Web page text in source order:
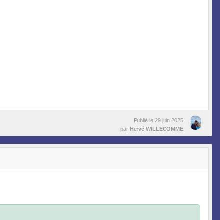
Publié le 29 juin 2025
par Hervé WILLECOMME